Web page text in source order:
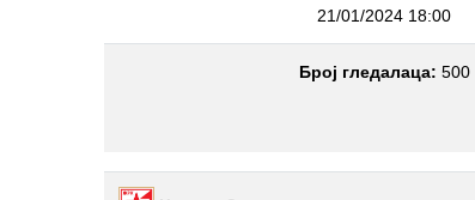
21/01/2024 18:00
Број гледалаца: 500